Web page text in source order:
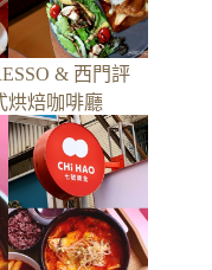
& 西門評
烘焙咖啡廳